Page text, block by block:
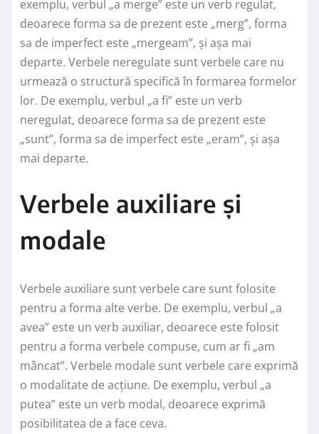
exemplu, verbul „a merge” este un verb regulat,
deoarece forma sa de prezent este „merg”, forma
sa de imperfect este „mergeam”, și așa mai
departe. Verbele neregulate sunt verbele care nu
urmează o structură specifică în formarea formelor
lor. De exemplu, verbul „a fi” este un verb
neregulat, deoarece forma sa de prezent este
„sunt”, forma sa de imperfect este „eram”, și așa
mai departe.
Verbele auxiliare și
modale
Verbele auxiliare sunt verbele care sunt folosite
pentru a forma alte verbe. De exemplu, verbul „a
avea” este un verb auxiliar, deoarece este folosit
pentru a forma verbele compuse, cum ar fi „am
mâncat”. Verbele modale sunt verbele care exprimă
o modalitate de acțiune. De exemplu, verbul „a
putea” este un verb modal, deoarece exprimă
posibilitatea de a face ceva.